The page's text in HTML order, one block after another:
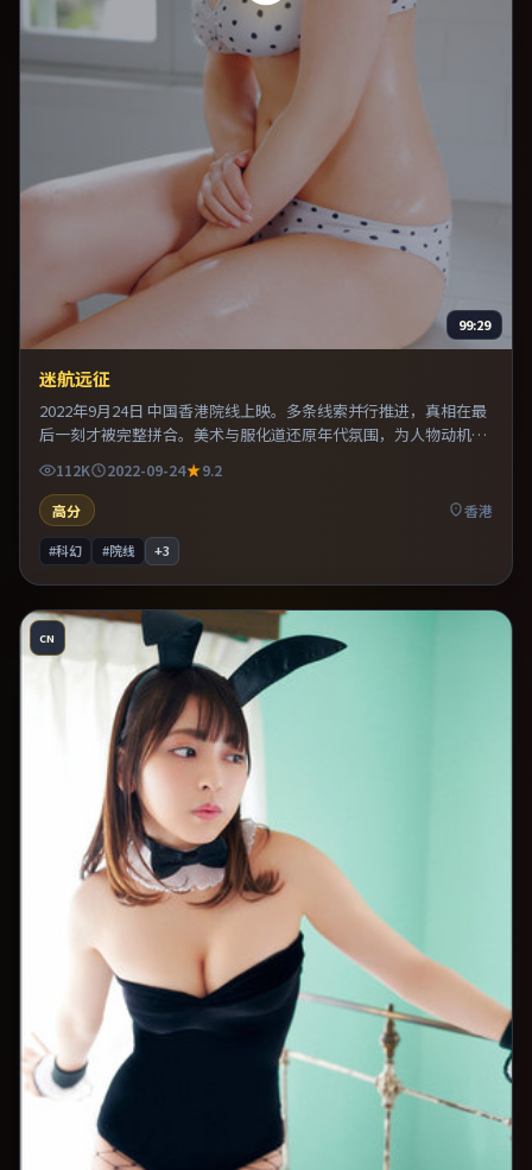
99:29
迷航远征
2022年9月24日 中国香港院线上映。多条线索并行推进，真相在最
后一刻才被完整拼合。美术与服化道还原年代氛围，为人物动机提
供可信支撑。片尾留白意味深长，值得二刷细品台词与构图。
112K 2022-09-24
9.2
高分
香港
#科幻 #院线 +3
CN